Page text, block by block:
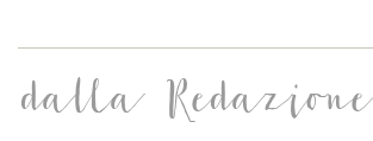
dalla Redazione